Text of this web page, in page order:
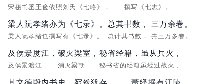
宋秘书丞王俭依照刘氏《七略》， 撰写《七志》。
梁人阮孝绪亦为《七录》。
梁人阮孝绪也撰写有《七录》。
总其书数，
总计其书数，
三万余卷。
共三万多卷。
及侯景度江，
及侯景渡江，
破灭梁室，
消灭梁朝，
秘省经籍，虽从兵火，
秘书省的经籍虽经过战火，
其文德殿内书史， 宛然犹存。 萧绎据有江陵，